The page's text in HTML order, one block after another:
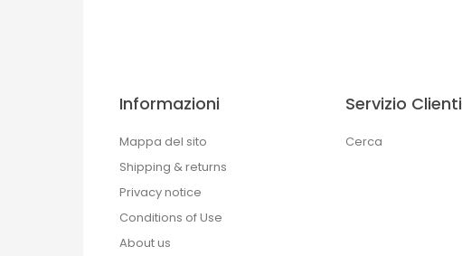
Informazioni
Mappa del sito
Shipping & returns
Privacy notice
Conditions of Use
About us
Servizio Clienti
Cerca